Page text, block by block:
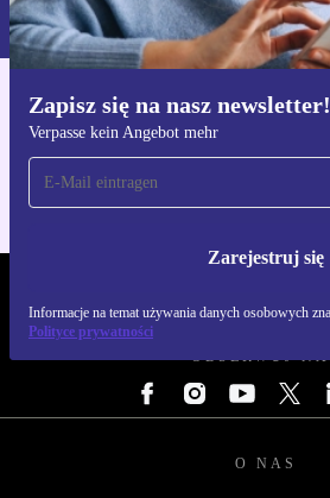
Zapisz się na nasz newsletter!
Verpasse kein Angebot mehr
Zarejestruj się
Informacje na temat używania danych osobowych
Polityce prywatności
naszej
Polityce prywatności
Pobierz aplikację
Dla iOS i Android
OBSERWUJ
O NAS